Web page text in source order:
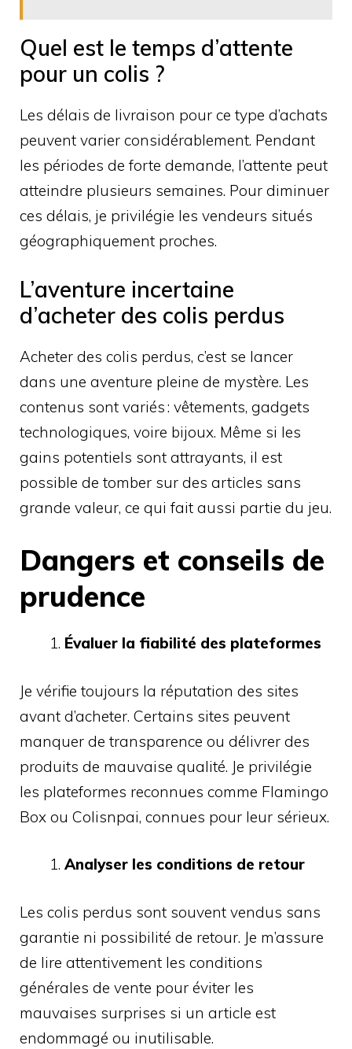
Quel est le temps d’attente
pour un colis ?
Les délais de livraison pour ce type d’achats
peuvent varier considérablement. Pendant
les périodes de forte demande, l’attente peut
atteindre plusieurs semaines. Pour diminuer
ces délais, je privilégie les vendeurs situés
géographiquement proches.
L’aventure incertaine
d’acheter des colis perdus
Acheter des colis perdus, c’est se lancer
dans une aventure pleine de mystère. Les
contenus sont variés : vêtements, gadgets
technologiques, voire bijoux. Même si les
gains potentiels sont attrayants, il est
possible de tomber sur des articles sans
grande valeur, ce qui fait aussi partie du jeu.
Dangers et conseils de
prudence
Évaluer la fiabilité des plateformes
Je vérifie toujours la réputation des sites
avant d’acheter. Certains sites peuvent
manquer de transparence ou délivrer des
produits de mauvaise qualité. Je privilégie
les plateformes reconnues comme Flamingo
Box ou Colisnpai, connues pour leur sérieux.
Analyser les conditions de retour
Les colis perdus sont souvent vendus sans
garantie ni possibilité de retour. Je m’assure
de lire attentivement les conditions
générales de vente pour éviter les
mauvaises surprises si un article est
endommagé ou inutilisable.